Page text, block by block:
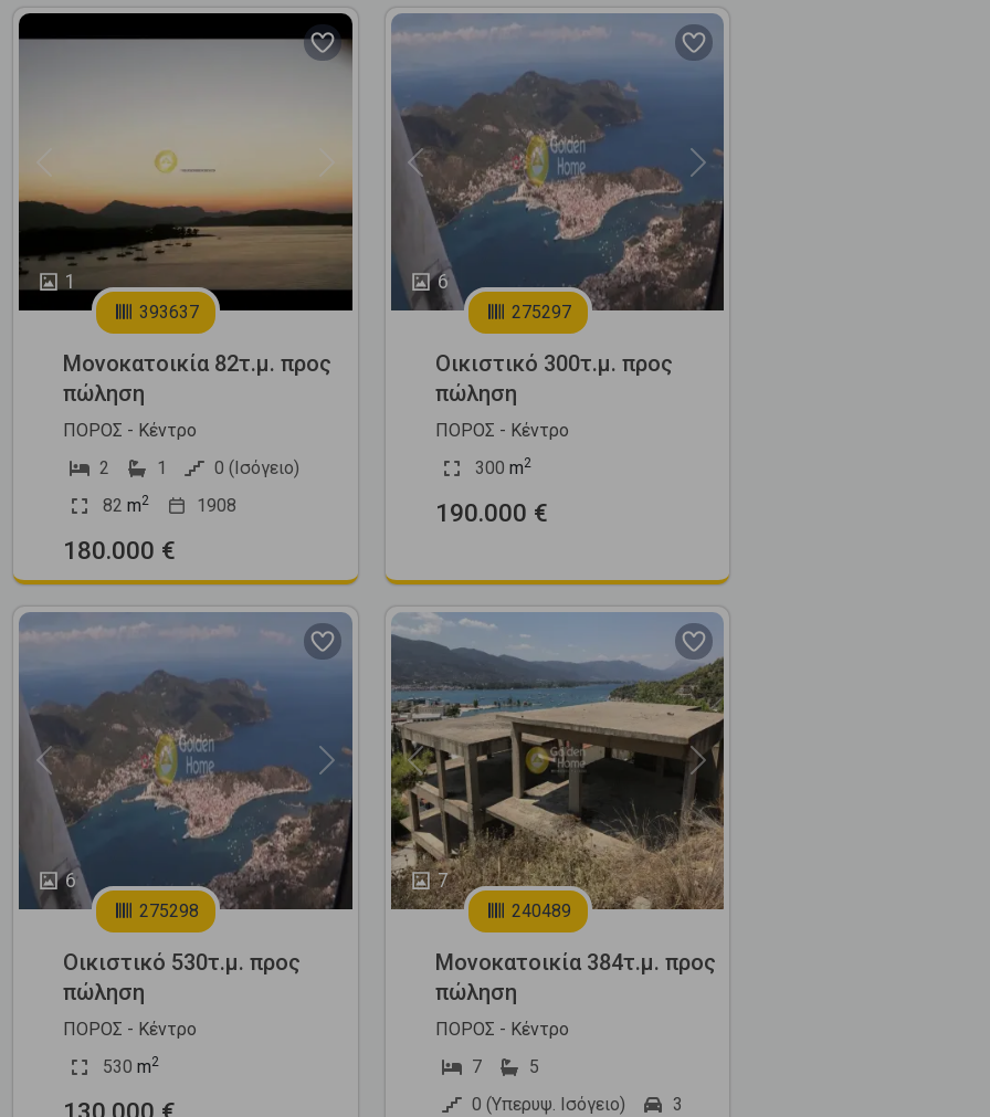
1
Previous Next
393637
Μονοκατοικία 82τ.μ. προς
πώληση
ΠΟΡΟΣ - Κέντρο
2
1
0 (Ισόγειο)
82 m2 1908
180.000 €
6
Previous Next
275297
Οικιστικό 300τ.μ. προς
πώληση
ΠΟΡΟΣ - Κέντρο
300 m2
190.000 €
6
Previous Next
275298
Οικιστικό 530τ.μ. προς
πώληση
ΠΟΡΟΣ - Κέντρο
530 m2
130.000 €
7
Previous Next
240489
Μονοκατοικία 384τ.μ. προς
πώληση
ΠΟΡΟΣ - Κέντρο
7
5
0 (Υπερυψ. Ισόγειο)
3